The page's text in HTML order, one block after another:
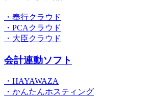
・奉行クラウド
・PCAクラウド
・大臣クラウド
会計連動ソフト
・HAYAWAZA
・かんたんホスティング